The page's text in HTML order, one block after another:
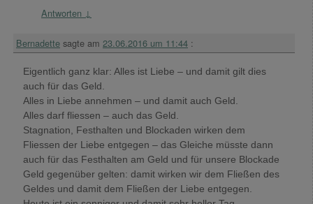
Antworten ↓
Bernadette sagte am 23.06.2016 um 11:44 :
Eigentlich ganz klar: Alles ist Liebe – und damit gilt dies
auch für das Geld.
Alles in Liebe annehmen – und damit auch Geld.
Alles darf fliessen – auch das Geld.
Stagnation, Festhalten und Blockaden wirken dem
Fliessen der Liebe entgegen – das Gleiche müsste dann
auch für das Festhalten am Geld und für unsere Blockade
Geld gegenüber gelten: damit wirken wir dem Fließen des
Geldes und damit dem Fließen der Liebe entgegen.